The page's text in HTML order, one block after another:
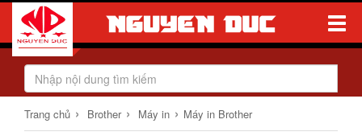
Toggle
Trang chủ › Brother › Máy in › Máy in Brother